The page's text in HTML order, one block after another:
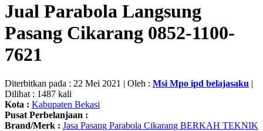
Jual Parabola Langsung
Pasang Cikarang 0852-1100-
7621
Diterbitkan pada : 22 Mei 2021 | Oleh : Msi Mpo ipd belajasaku |
Dilihat : 1487 kali
Kota : Kabupaten Bekasi
Pusat Perbelanjaan :
Brand/Merk : Jasa Pasang Parabola Cikarang BERKAH TEKNIK